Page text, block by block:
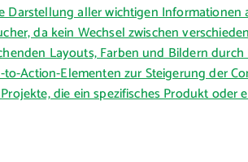
aller wichtigen Informationen
da kein Wechsel zwischen
Layouts, Farben und Bildern
Action-Elementen zur Steigerung der
die ein spezifisches Produkt oder